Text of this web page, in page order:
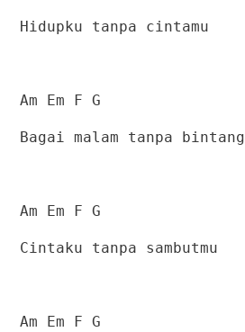
Hidupku tanpa cintamu
Am Em F G
Bagai malam tanpa bintang
Am Em F G
Cintaku tanpa sambutmu
Am Em F G